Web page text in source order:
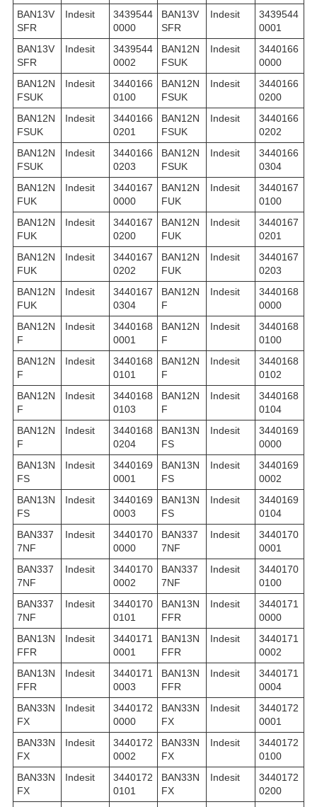
BAN13V
SFR
Indesit
3439544
0000
BAN13V
SFR
Indesit
3439544
0001
BAN13V
SFR
Indesit
3439544
0002
BAN12N
FSUK
Indesit
3440166
0000
BAN12N
FSUK
Indesit
3440166
0100
BAN12N
FSUK
Indesit
3440166
0200
BAN12N
FSUK
Indesit
3440166
0201
BAN12N
FSUK
Indesit
3440166
0202
BAN12N
FSUK
Indesit
3440166
0203
BAN12N
FSUK
Indesit
3440166
0304
BAN12N
FUK
Indesit
3440167
0000
BAN12N
FUK
Indesit
3440167
0100
BAN12N
FUK
Indesit
3440167
0200
BAN12N
FUK
Indesit
3440167
0201
BAN12N
FUK
Indesit
3440167
0202
BAN12N
FUK
Indesit
3440167
0203
BAN12N
FUK
Indesit
3440167
0304
BAN12N
F
Indesit
3440168
0000
BAN12N
F
Indesit
3440168
0001
BAN12N
F
Indesit
3440168
0100
BAN12N
F
Indesit
3440168
0101
BAN12N
F
Indesit
3440168
0102
BAN12N
F
Indesit
3440168
0103
BAN12N
F
Indesit
3440168
0104
BAN12N
F
Indesit
3440168
0204
BAN13N
FS
Indesit
3440169
0000
BAN13N
FS
Indesit
3440169
0001
BAN13N
FS
Indesit
3440169
0002
BAN13N
FS
Indesit
3440169
0003
BAN13N
FS
Indesit
3440169
0104
BAN337
7NF
Indesit
3440170
0000
BAN337
7NF
Indesit
3440170
0001
BAN337
7NF
Indesit
3440170
0002
BAN337
7NF
Indesit
3440170
0100
BAN337
7NF
Indesit
3440170
0101
BAN13N
FFR
Indesit
3440171
0000
BAN13N
FFR
Indesit
3440171
0001
BAN13N
FFR
Indesit
3440171
0002
BAN13N
FFR
Indesit
3440171
0003
BAN13N
FFR
Indesit
3440171
0004
BAN33N
FX
Indesit
3440172
0000
BAN33N
FX
Indesit
3440172
0001
BAN33N
FX
Indesit
3440172
0002
BAN33N
FX
Indesit
3440172
0100
BAN33N
FX
Indesit
3440172
0101
BAN33N
FX
Indesit
3440172
0200